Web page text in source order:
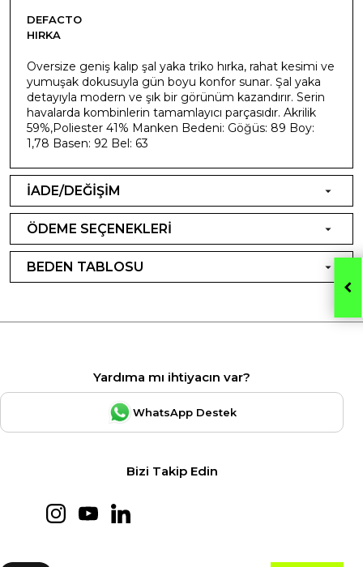
DEFACTO
HIRKA
Oversize geniş kalıp şal yaka triko hırka, rahat kesimi ve
yumuşak dokusuyla gün boyu konfor sunar. Şal yaka
detayıyla modern ve şık bir görünüm kazandırır. Serin
havalarda kombinlerin tamamlayıcı parçasıdır. Akrilik
59%,Poliester 41% Manken Bedeni: Göğüs: 89 Boy:
1,78 Basen: 92 Bel: 63
İADE/DEĞİŞİM
ÖDEME SEÇENEKLERİ
BEDEN TABLOSU
Yardıma mı ihtiyacın var?
WhatsApp Destek
Bizi Takip Edin